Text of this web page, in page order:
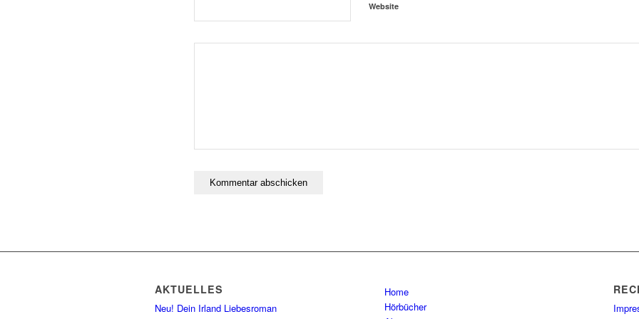
Website
AKTUELLES
Neu! Dein Irland Liebesroman
Home
Hörbücher